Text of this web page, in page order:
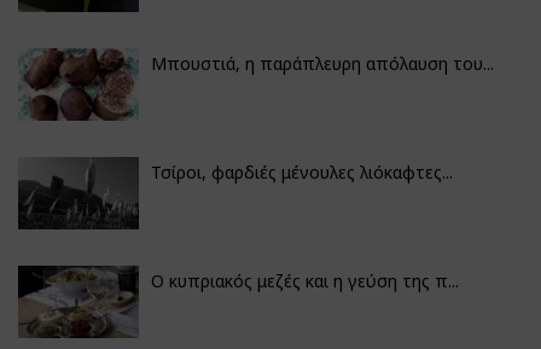
Μπουστιά, η παράπλευρη απόλαυση του...
Τσίροι, φαρδιές μένουλες λιόκαφτες...
Ο κυπριακός μεζές και η γεύση της π...